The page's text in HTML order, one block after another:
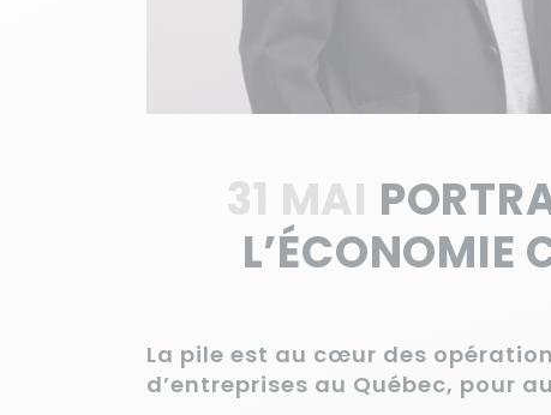
31 MAI
L’ÉCONOMIE
La pile est au cœur des
d’entreprises au Québec, pour